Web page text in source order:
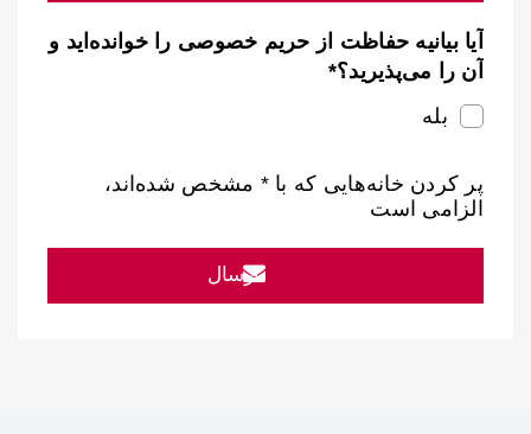
آیا بیانیه حفاظت از حریم خصوصی را خوانده‌اید و
آن را می‌پذیرید؟*
بله
پر کردن خانه‌هایی که با * مشخص شده‌اند،
الزامی است
ارسال